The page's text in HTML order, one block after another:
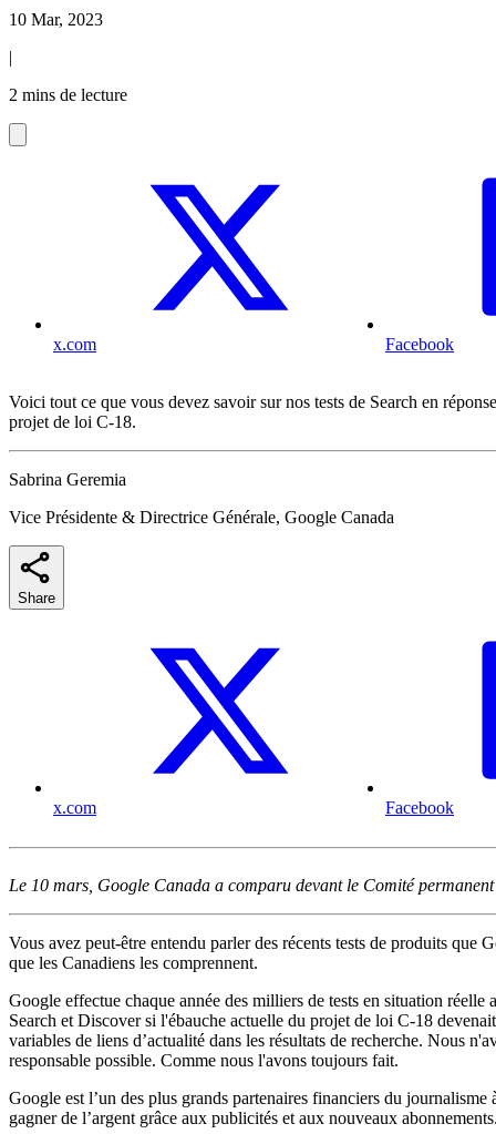
10 Mar, 2023
|
2 mins de lecture
x.com Facebook
Voici tout ce que vous devez savoir sur nos tests de Search en
projet de loi C-18.
Sabrina Geremia
Vice Présidente & Directrice Générale, Google Canada
Share
x.com Facebook
Le 10 mars, Google Canada a comparu devant le Comité
Vous avez peut-être entendu parler des récents tests de produits
que les Canadiens les comprennent.
Google effectue chaque année des milliers de tests en situation
Search et Discover si l'ébauche actuelle du projet de loi C-18
variables de liens d’actualité dans les résultats de recherche. Nous
responsable possible. Comme nous l'avons toujours fait.
Google est l’un des plus grands partenaires financiers du
gagner de l’argent grâce aux publicités et aux nouveaux